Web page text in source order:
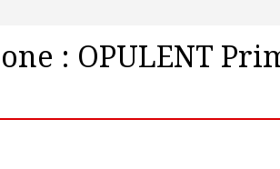
: OPULENT